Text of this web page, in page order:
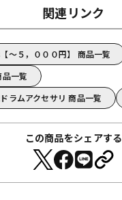
関連リンク
～５，０００円】 商品一覧
一覧
ラムアクセサリ 商品一覧
この商品をシェアする